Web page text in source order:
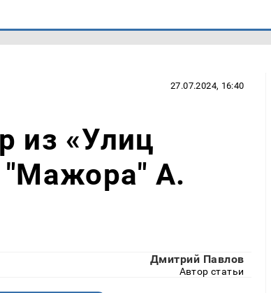
27.07.2024, 16:40
из «Улиц
"Мажора" А.
Дмитрий Павлов
Автор статьи